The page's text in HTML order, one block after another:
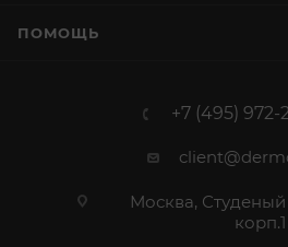
ПОМОЩЬ
+7 (495) 972-
Москва, Студеный
корп.1